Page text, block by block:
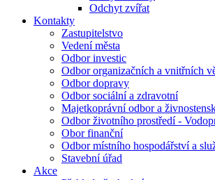
Odchyt zvířat
Kontakty
Zastupitelstvo
Vedení města
Odbor investic
Odbor organizačních a vnitřních
Odbor dopravy
Odbor sociální a zdravotní
Majetkoprávní odbor a
Odbor životního prostředí -
Obor finanční
Odbor místního hospodářství a
Stavební úřad
Akce